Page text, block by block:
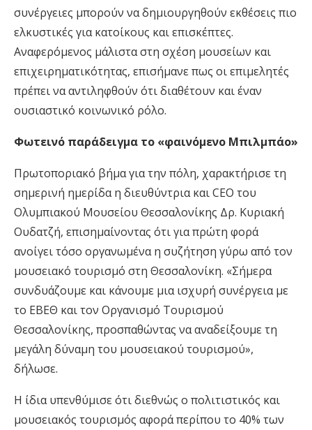
συνέργειες μπορούν να δημιουργηθούν εκθέσεις πιο
ελκυστικές για κατοίκους και επισκέπτες.
Αναφερόμενος μάλιστα στη σχέση μουσείων και
επιχειρηματικότητας, επισήμανε πως οι επιμελητές
πρέπει να αντιληφθούν ότι διαθέτουν και έναν
ουσιαστικό κοινωνικό ρόλο.
Φωτεινό παράδειγμα το «φαινόμενο Μπιλμπάο»
Πρωτοποριακό βήμα για την πόλη, χαρακτήρισε τη
σημερινή ημερίδα η διευθύντρια και CEO του
Ολυμπιακού Μουσείου Θεσσαλονίκης Δρ. Κυριακή
Ουδατζή, επισημαίνοντας ότι για πρώτη φορά
ανοίγει τόσο οργανωμένα η συζήτηση γύρω από τον
μουσειακό τουρισμό στη Θεσσαλονίκη. «Σήμερα
συνδυάζουμε και κάνουμε μια ισχυρή συνέργεια με
το ΕΒΕΘ και τον Οργανισμό Τουρισμού
Θεσσαλονίκης, προσπαθώντας να αναδείξουμε τη
μεγάλη δύναμη του μουσειακού τουρισμού»,
δήλωσε.
Η ίδια υπενθύμισε ότι διεθνώς ο πολιτιστικός και
μουσειακός τουρισμός αφορά περίπου το 40% των